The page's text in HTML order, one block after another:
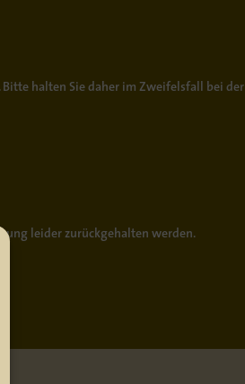
Bitte halten Sie daher im Zweifelsfall bei der
leider zurückgehalten werden.